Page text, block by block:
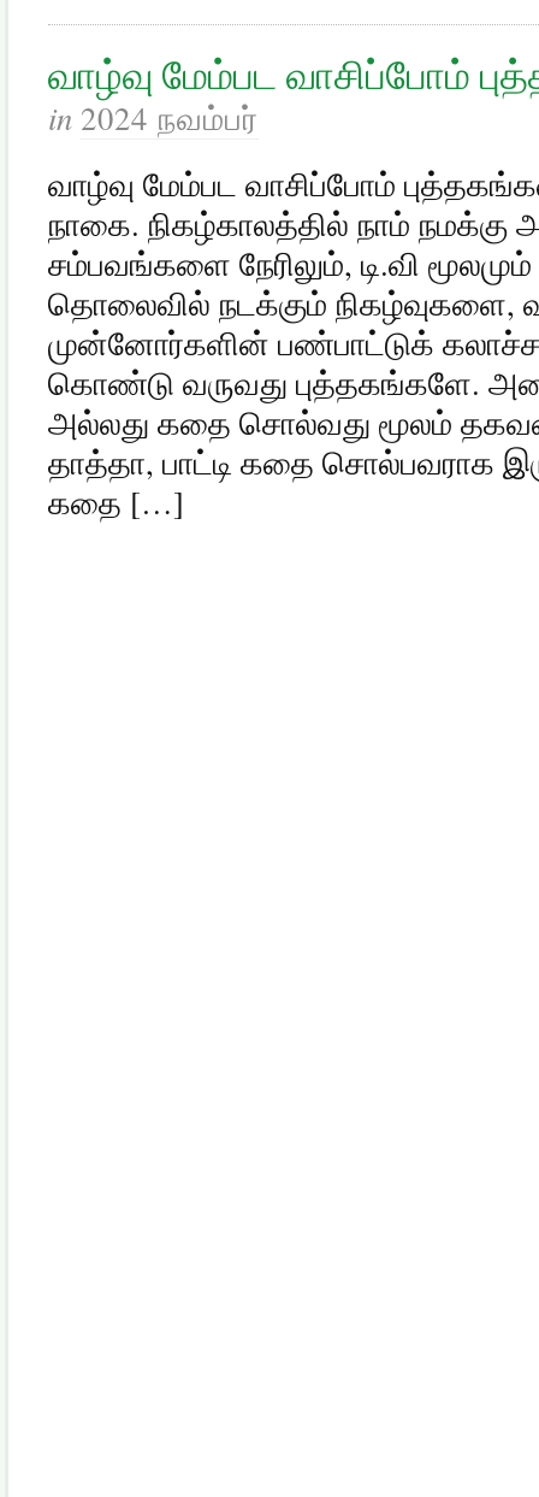
வாழ்வு மேம்பட வாசிப்போம்
in 2024 நவம்பர்
வாழ்வு மேம்பட வாசிப்போம்
நாகை. நிகழ்காலத்தில் நாம் நமக்கு
சம்பவங்களை நேரிலும், டி.வி மூலமும்
தொலைவில் நடக்கும் நிகழ்வுகளை,
முன்னோர்களின் பண்பாட்டுக்
கொண்டு வருவது புத்தகங்களே.
அல்லது கதை சொல்வது மூலம்
தாத்தா, பாட்டி கதை சொல்பவராக
கதை […]